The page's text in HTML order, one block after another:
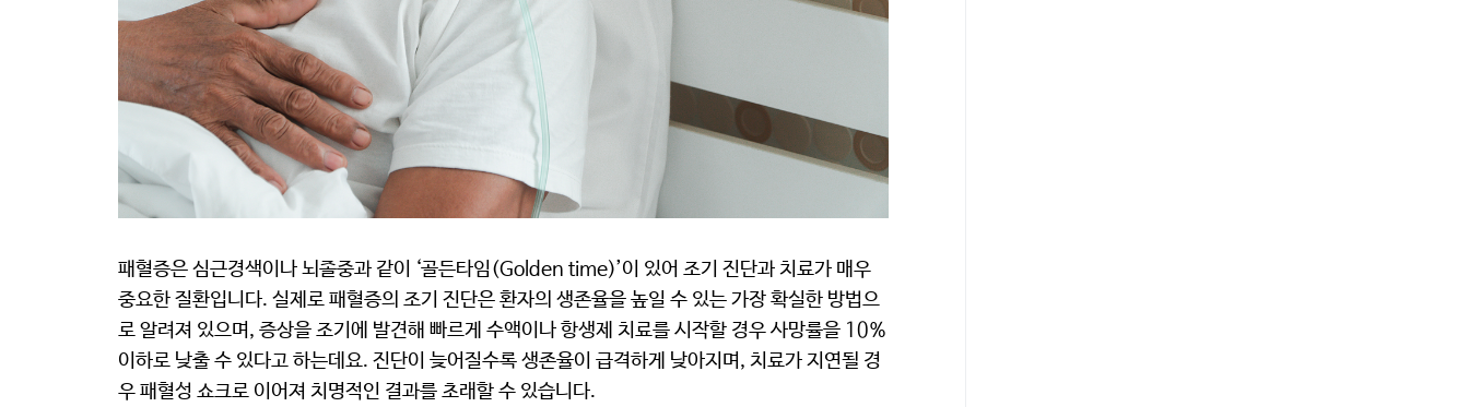
패혈증은 심근경색이나 뇌졸중과 같이 ‘골든타임(Golden time)’이 있어 조기 진단과 치료가 매우
중요한 질환입니다. 실제로 패혈증의 조기 진단은 환자의 생존율을 높일 수 있는 가장 확실한 방법으
로 알려져 있으며, 증상을 조기에 발견해 빠르게 수액이나 항생제 치료를 시작할 경우 사망률을 10%
이하로 낮출 수 있다고 하는데요. 진단이 늦어질수록 생존율이 급격하게 낮아지며, 치료가 지연될 경
우 패혈성 쇼크로 이어져 치명적인 결과를 초래할 수 있습니다.